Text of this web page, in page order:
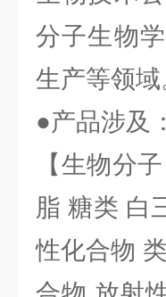
分子生物
生产等领域
●产品涉及：
【生物分
脂 糖类 白
性化合物